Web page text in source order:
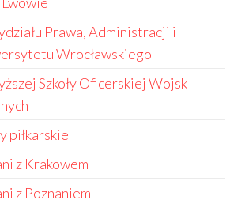
Prawa, Administracji i
Wrocławskiego
Szkoły Oficerskiej Wojsk
piłkarskie
z Krakowem
z Poznaniem